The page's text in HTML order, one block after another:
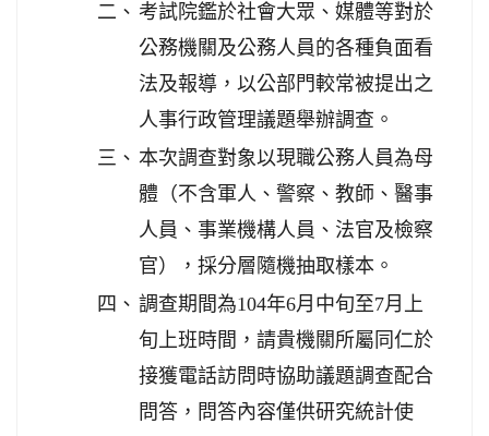
二、 考試院鑑於社會大眾、媒體等對於
公務機關及公務人員的各種負面看
法及報導，以公部門較常被提出之
人事行政管理議題舉辦調查。
三、 本次調查對象以現職公務人員為母
體（不含軍人、警察、教師、醫事
人員、事業機構人員、法官及檢察
官），採分層隨機抽取樣本。
四、 調查期間為104年6月中旬至7月上
旬上班時間，請貴機關所屬同仁於
接獲電話訪問時協助議題調查配合
問答，問答內容僅供研究統計使